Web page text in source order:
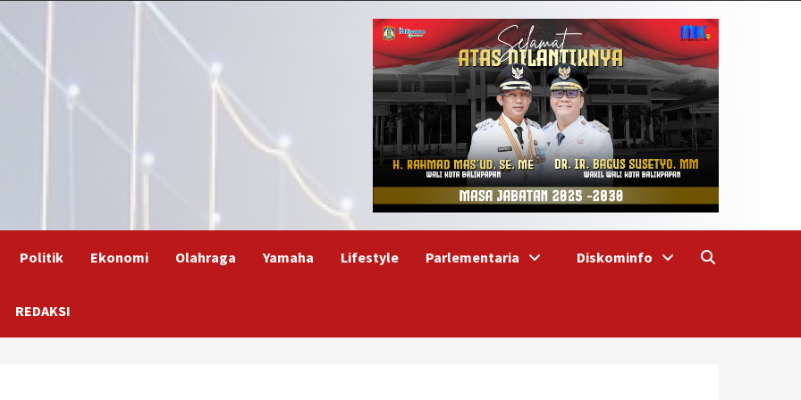
Politik Ekonomi Olahraga Yamaha Lifestyle Parlementaria Diskominfo
REDAKSI